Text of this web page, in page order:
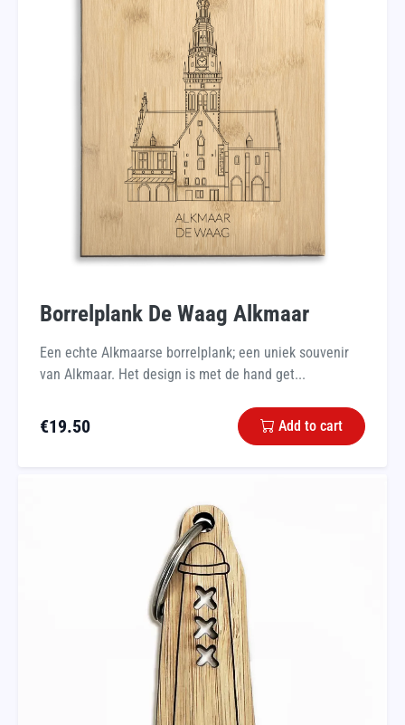
Borrelplank De Waag Alkmaar
Een echte Alkmaarse borrelplank; een uniek souvenir
van Alkmaar. Het design is met de hand get...
€19.50 Add to cart